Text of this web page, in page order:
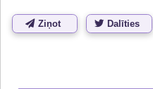
Ziņot Dalīties